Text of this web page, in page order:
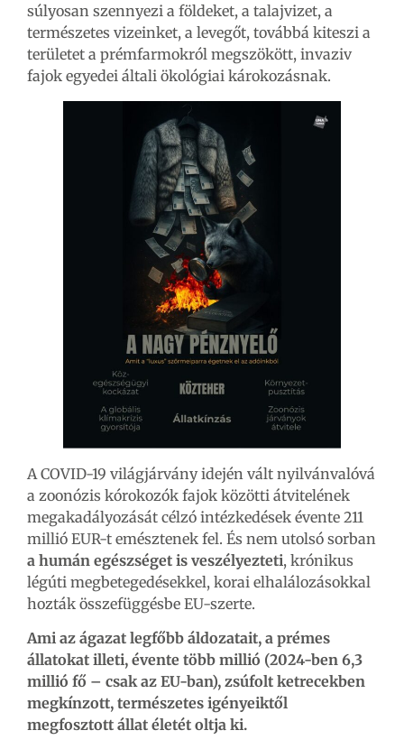
súlyosan szennyezi a földeket, a talajvizet, a
természetes vizeinket, a levegőt, továbbá kiteszi a
területet a prémfarmokról megszökött, invaziv
fajok egyedei általi ökológiai károkozásnak.
A COVID-19 világjárvány idején vált nyilvánvalóvá
a zoonózis kórokozók fajok közötti átvitelének
megakadályozását célzó intézkedések évente 211
millió EUR-t emésztenek fel. És nem utolsó sorban
a humán egészséget is veszélyezteti, krónikus
légúti megbetegedésekkel, korai elhalálozásokkal
hozták összefüggésbe EU-szerte.
Ami az ágazat legfőbb áldozatait, a prémes
állatokat illeti, évente több millió (2024-ben 6,3
millió fő – csak az EU-ban), zsúfolt ketrecekben
megkínzott, természetes igényeiktől
megfosztott állat életét oltja ki.